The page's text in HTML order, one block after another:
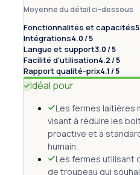
Moyenne du détail ci-dessous
Fonctionnalités et capacités
Intégrations4.0 / 5
Langue et support3.0 / 5
Facilité d'utilisation4.2 / 5
Rapport qualité-prix4.1 / 5
Idéal pour
Les fermes laitières
visant à réduire les
proactive et à
humain.
Les fermes utilisant
de troupeau qui